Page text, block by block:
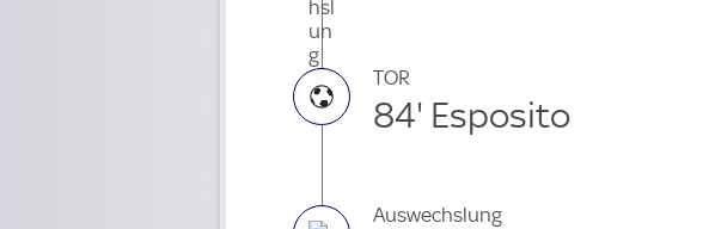
TOR
84' Esposito
Auswechslung